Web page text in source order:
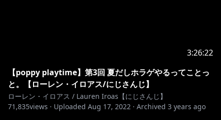
3:26:22
【poppy playtime】第3回 夏だしホラゲやるってことっ
と。【ローレン・イロアス/にじさんじ】
ローレン・イロアス / Lauren Iroas【にじさんじ】
71,835views · Uploaded Aug 17, 2022 · Archived 3 years ago